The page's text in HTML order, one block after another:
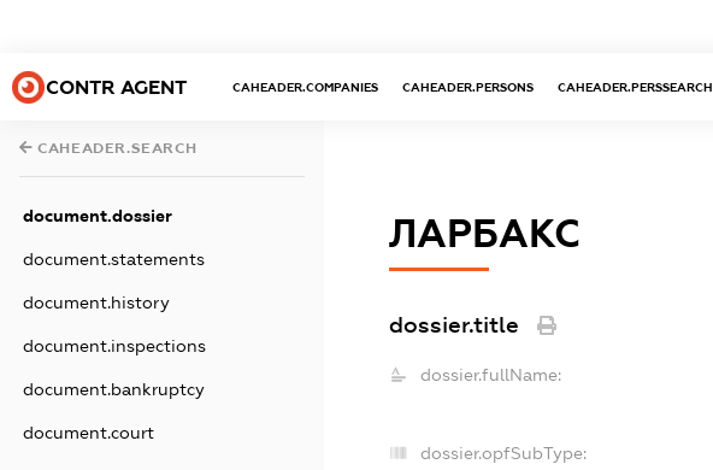
CONTR AGENT CAHEADER.COMPANIES CAHEADER.PERSONS CAHEADER.PERSSEARCH
CAHEADER.SEARCH
document.dossier
document.statements
document.history
document.inspections
document.bankruptcy
document.court
ЛАРБАКС
dossier.title
dossier.fullName:
dossier.opfSubType: